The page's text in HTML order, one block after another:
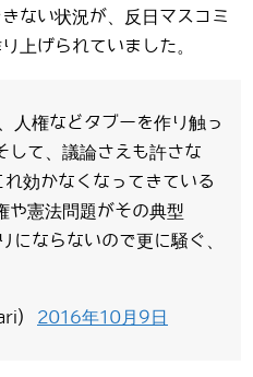
ない状況が、反日マスコミ
上げられていました。
人権などタブーを作り触っ
て、議論さえも許さな
効かなくなってきている
憲法問題がその典型
にならないので更に騒ぐ、
2016年10月9日